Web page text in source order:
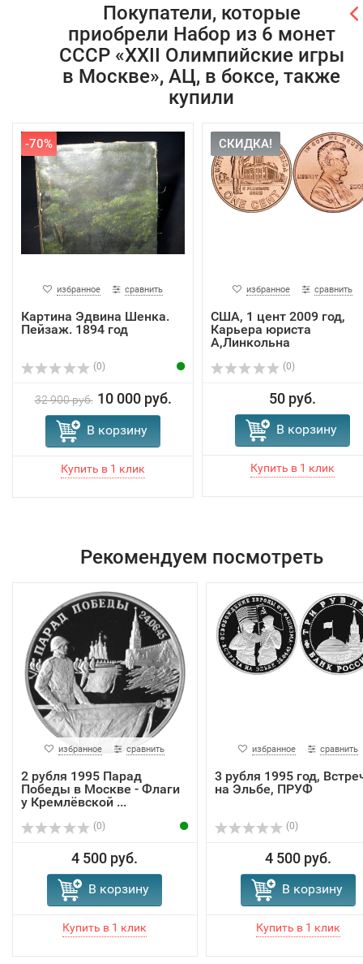
Покупатели, которые
приобрели Набор из 6 монет
СССР «XXII Олимпийские игры
в Москве», АЦ, в боксе, также
купили
-70%
избранное сравнить
Картина Эдвина Шенка.
Пейзаж. 1894 год
(0)
32 900 руб. 10 000 руб.
В корзину
СКИДКА!
избранное сравнить
США, 1 цент 2009 год,
Карьера юриста
А,Линкольна
(0)
50 руб.
В корзину
Рекомендуем посмотреть
избранное сравнить
2 рубля 1995 Парад
Победы в Москве - Флаги
у Кремлёвской ...
(0)
4 500 руб.
В корзину
избранное сравнить
3 рубля 1995 год,
на Эльбе, ПРУФ
(0)
4 500 руб.
В корзину